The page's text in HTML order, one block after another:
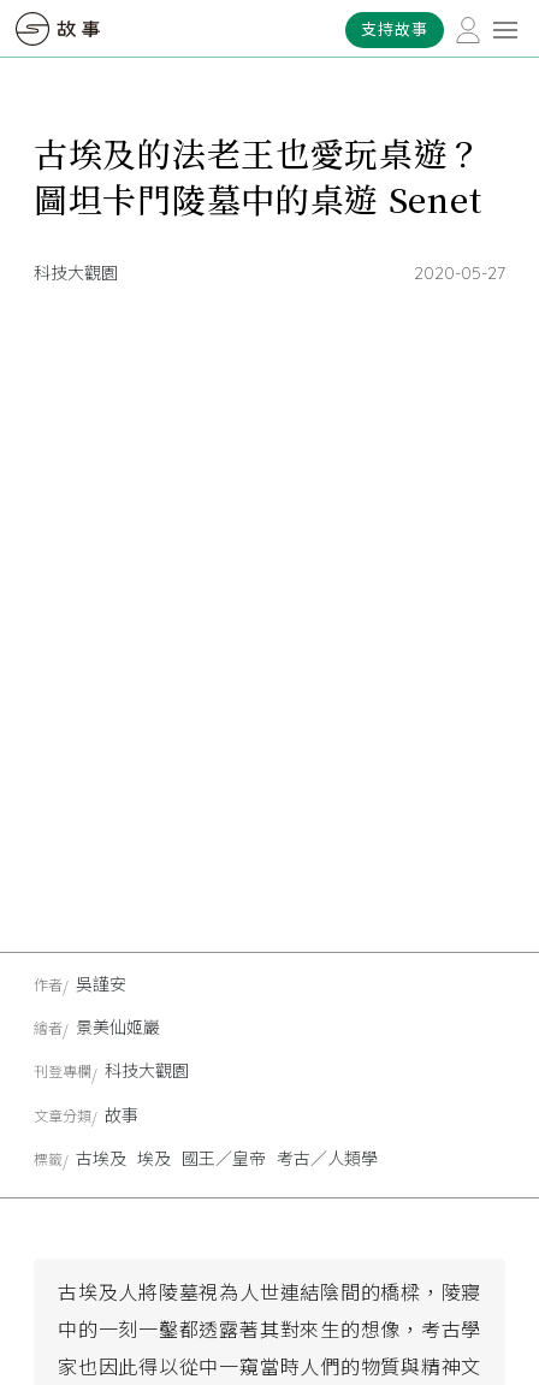
支持故事
古埃及的法老王也愛玩桌遊？
圖坦卡門陵墓中的桌遊 Senet
科技大觀園 2020-05-27
古埃及人將陵墓視為人世連結陰間的橋樑，陵寢
中的一刻一鑿都透露著其對來生的想像，考古學
家也因此得以從中一窺當時人們的物質與精神文
作者 吳謹安
繪者 景美仙姬巖
刊登專欄 科技大觀園
文章分類 故事
標籤 古埃及 埃及 國王／皇帝 考古／人類學